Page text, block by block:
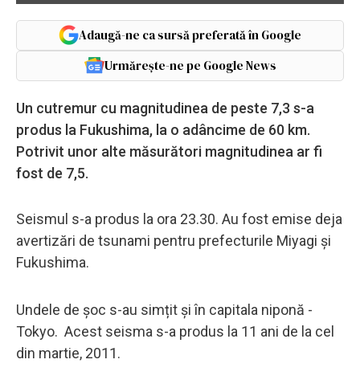
Adaugă-ne ca sursă preferată în Google
Urmărește-ne pe Google News
Un cutremur cu magnitudinea de peste 7,3 s-a
produs la Fukushima, la o adâncime de 60 km.
Potrivit unor alte măsurători magnitudinea ar fi
fost de 7,5.
Seismul s-a produs la ora 23.30. Au fost emise deja
avertizări de tsunami pentru prefecturile Miyagi și
Fukushima.
Undele de șoc s-au simțit și în capitala niponă -
Tokyo. Acest seisma s-a produs la 11 ani de la cel
din martie, 2011.